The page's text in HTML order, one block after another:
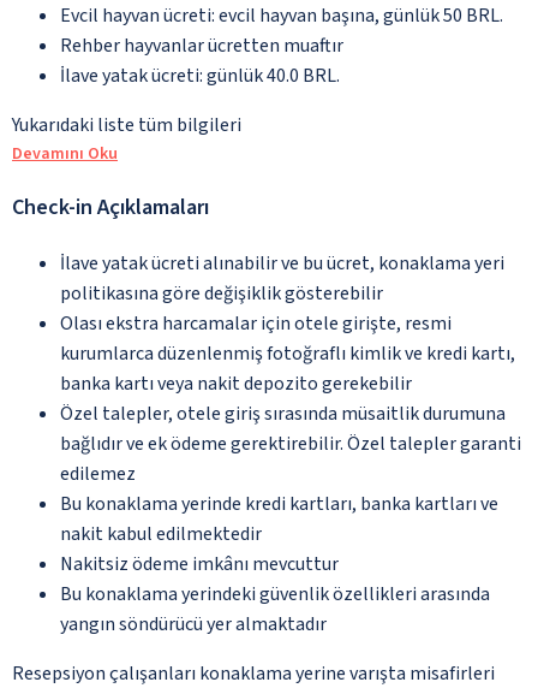
Evcil hayvan ücreti: evcil hayvan başına, günlük 50 BRL.
Rehber hayvanlar ücretten muaftır
İlave yatak ücreti: günlük 40.0 BRL.
Yukarıdaki liste tüm bilgileri
Devamını Oku
Check-in Açıklamaları
İlave yatak ücreti alınabilir ve bu ücret, konaklama yeri
politikasına göre değişiklik gösterebilir
Olası ekstra harcamalar için otele girişte, resmi
kurumlarca düzenlenmiş fotoğraflı kimlik ve kredi kartı,
banka kartı veya nakit depozito gerekebilir
Özel talepler, otele giriş sırasında müsaitlik durumuna
bağlıdır ve ek ödeme gerektirebilir. Özel talepler garanti
edilemez
Bu konaklama yerinde kredi kartları, banka kartları ve
nakit kabul edilmektedir
Nakitsiz ödeme imkânı mevcuttur
Bu konaklama yerindeki güvenlik özellikleri arasında
yangın söndürücü yer almaktadır
Resepsiyon çalışanları konaklama yerine varışta misafirleri